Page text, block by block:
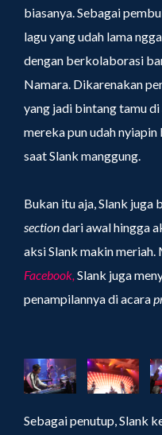
biasanya. Sebagai
lagu yang udah lama
dengan berkolaborasi
Namara. Dikarenakan
yang jadi bintang tamu
mereka pun udah
saat Slank manggung.
Bukan itu aja, Slank juga
sectiondari awal hingga
aksi Slank makin
Facebook,Slank juga
penampilannya di acara
Sebagai penutup, Slank